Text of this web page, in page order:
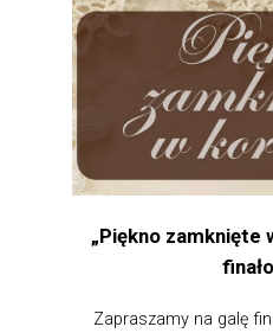
„Piękno zamknięte
Zapraszamy na galę